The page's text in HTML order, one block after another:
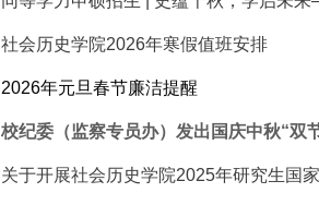
社会历史学院2026年寒假值班安排
2026年元旦春节廉洁提醒
校纪委（监察专员办）发出国庆中秋“双
关于开展社会历史学院2025年研究生国